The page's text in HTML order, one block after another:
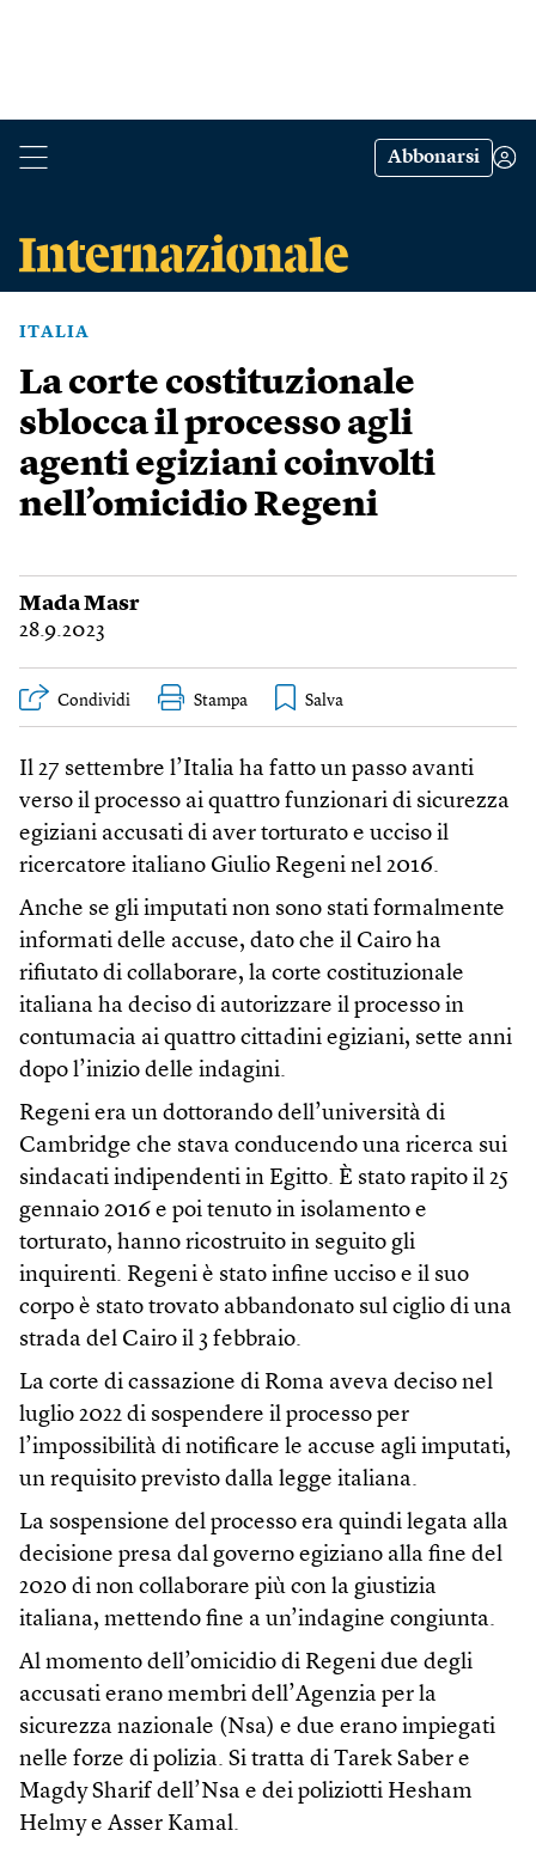
Abbonarsi
ITALIA
La corte costituzionale
sblocca il processo agli
agenti egiziani coinvolti
nell’omicidio Regeni
Mada Masr
28.9.2023
Condividi Stampa
Il 27 settembre l’Italia ha fatto un passo avanti
verso il processo ai quattro funzionari di sicurezza
egiziani accusati di aver torturato e ucciso il
ricercatore italiano Giulio Regeni nel 2016.
Anche se gli imputati non sono stati formalmente
informati delle accuse, dato che il Cairo ha
rifiutato di collaborare, la corte costituzionale
italiana ha deciso di autorizzare il processo in
contumacia ai quattro cittadini egiziani, sette anni
dopo l’inizio delle indagini.
Regeni era un dottorando dell’università di
Cambridge che stava conducendo una ricerca sui
sindacati indipendenti in Egitto. È stato rapito il 25
gennaio 2016 e poi tenuto in isolamento e
torturato, hanno ricostruito in seguito gli
inquirenti. Regeni è stato infine ucciso e il suo
corpo è stato trovato abbandonato sul ciglio di una
strada del Cairo il 3 febbraio.
La corte di cassazione di Roma aveva deciso nel
luglio 2022 di sospendere il processo per
l’impossibilità di notificare le accuse agli imputati,
un requisito previsto dalla legge italiana.
La sospensione del processo era quindi legata alla
decisione presa dal governo egiziano alla fine del
2020 di non collaborare più con la giustizia
italiana, mettendo fine a un’indagine congiunta.
Al momento dell’omicidio di Regeni due degli
accusati erano membri dell’Agenzia per la
sicurezza nazionale (Nsa) e due erano impiegati
nelle forze di polizia. Si tratta di Tarek Saber e
Magdy Sharif dell’Nsa e dei poliziotti Hesham
Helmy e Asser Kamal.